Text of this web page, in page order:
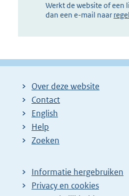
Werkt de website of een
dan een e-mail naar
Over deze website
Contact
English
Help
Zoeken
Informatie hergebruiken
Privacy en cookies